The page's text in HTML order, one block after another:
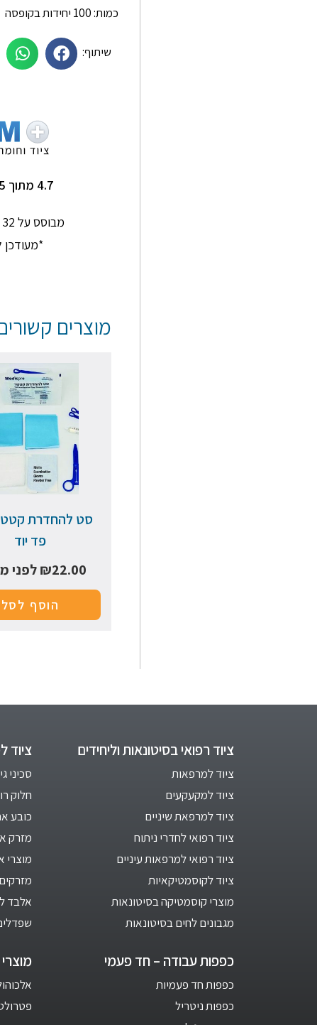
כמות: 100 יחידות בקופסה
שיתוף:
4.7 מתוך 5
מבוסס על 32 חוות דעת בגוגל
*מעודכן ל-07/
Ginkgo Home
מוצרים
סט להחדרת
פד יוד
₪22.00 לפני
הוסף לסל
ציוד רפואי בסיטונאות וליחידים
ציוד למרפאות
ציוד למקעקעים
ציוד למרפאת שיניים
ציוד רפואי לחדרי ניתוח
ציוד רפואי למרפאות עיניים
ציוד לקוסמטיקאיות
מוצרי קוסמטיקה בסיטונאות
מגבונים לחים בסיטונאות
כפפות עבודה – חד פעמי
כפפות חד פעמיות
כפפות ניטריל
ציוד
סכיני
חלוק
כובע
מזרק
מוצרי
אלבד
מוצרי
אלכוהול 1